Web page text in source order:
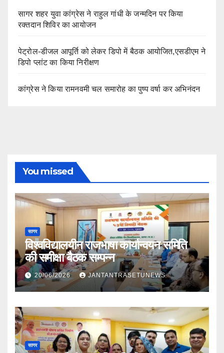
सागर शहर युवा कांग्रेस ने राहुल गांधी के जन्मदिन पर किया
रक्तदान शिविर का आयोजन
पेट्रोल-डीजल आपूर्ति को लेकर डिपो में बैठक आयोजित,एसडीएम ने
डिपो प्लांट का किया निरीक्षण
कांग्रेस ने किया रामनवमी चल समारोह का पुष्प वर्षा कर अभिनंदन
You missed
सागर
विश्वविद्यालयीन राजभाषा कार्यान्वयन समिति
की समीक्षा बैठक सम्पन्न
20/06/2026 JANTANTRASETUNEWS
सागर